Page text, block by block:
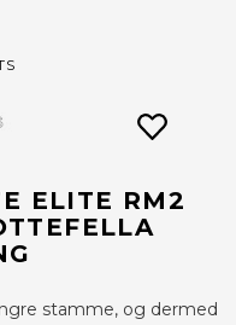
ELITE RM2
stamme, og dermed